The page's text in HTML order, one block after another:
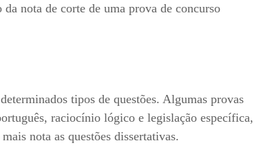
nota de corte de uma prova de concurso
tipos de questões. Algumas provas
raciocínio lógico e legislação específica,
nota as questões dissertativas.